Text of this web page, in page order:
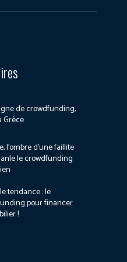
de crowdfunding,
Grèce
l’ombre d’une faillite
le crowdfunding
tendance : le
pour financer
!